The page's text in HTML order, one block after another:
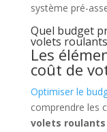
système pré-
Quel budget
volets
Les
coût de
Optimiser le
comprendre les
volets roulants